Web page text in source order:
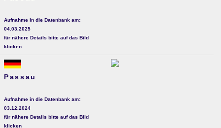
Aufnahme in die Datenbank am:
04.03.2025
für nähere Details bitte auf das Bild
klicken
Passau
Aufnahme in die Datenbank am:
03.12.2024
für nähere Details bitte auf das Bild
klicken